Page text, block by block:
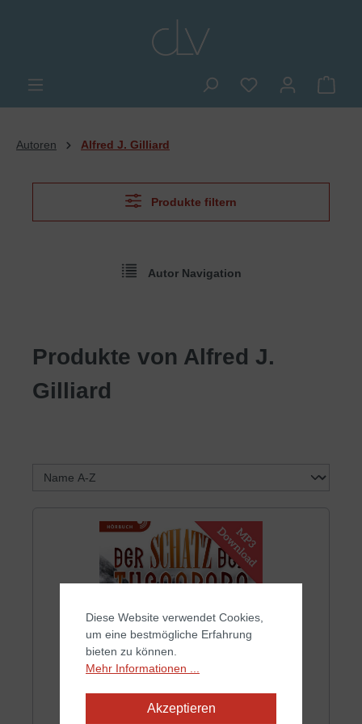
Du hast 0
Autoren Alfred J. Gilliard
Produkte filtern
Autor Navigation
Produkte von Alfred J.
Gilliard
Diese Website verwendet Cookies,
um eine bestmögliche Erfahrung
bieten zu können.
Mehr Informationen ...
Akzeptieren